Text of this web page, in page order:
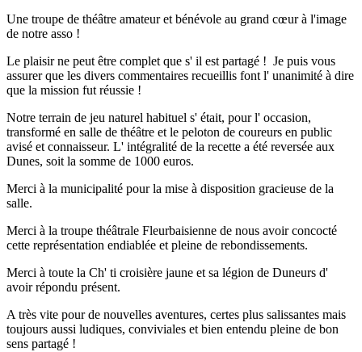
Une troupe de théâtre amateur et bénévole au grand cœur à l'image
de notre asso !
Le plaisir ne peut être complet que s' il est partagé ! Je puis vous
assurer que les divers commentaires recueillis font l' unanimité à dire
que la mission fut réussie !
Notre terrain de jeu naturel habituel s' était, pour l' occasion,
transformé en salle de théâtre et le peloton de coureurs en public
avisé et connaisseur. L' intégralité de la recette a été reversée aux
Dunes, soit la somme de 1000 euros.
Merci à la municipalité pour la mise à disposition gracieuse de la
salle.
Merci à la troupe théâtrale Fleurbaisienne de nous avoir concocté
cette représentation endiablée et pleine de rebondissements.
Merci à toute la Ch' ti croisière jaune et sa légion de Duneurs d'
avoir répondu présent.
A très vite pour de nouvelles aventures, certes plus salissantes mais
toujours aussi ludiques, conviviales et bien entendu pleine de bon
sens partagé !